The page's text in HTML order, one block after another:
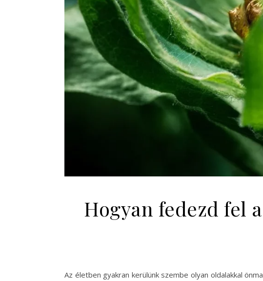
Hogyan fedezd fel
Az életben gyakran kerülünk szembe olyan oldalakkal